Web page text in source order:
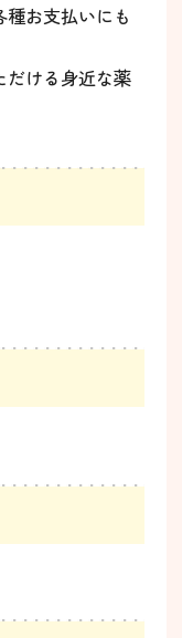
お支払いにも
だける身近な薬